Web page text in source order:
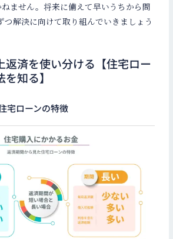
ません。将来に備えて早いうちから問
つ解決に向けて取り組んでいきましょう
返済を使い分ける【住宅ロー
知る】
宅ローンの特徴